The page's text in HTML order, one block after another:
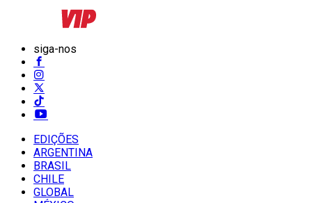
siga-nos
EDIÇÕES
ARGENTINA
BRASIL
CHILE
GLOBAL